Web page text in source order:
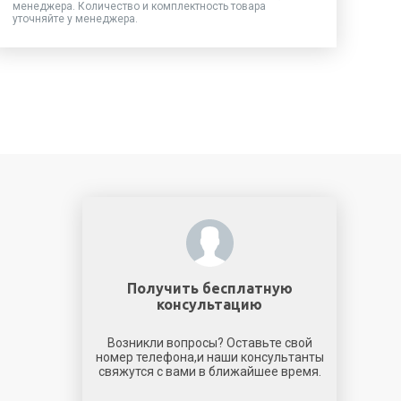
менеджера. Количество и комплектность товара
уточняйте у менеджера.
Получить бесплатную
консультацию
Возникли вопросы? Оставьте свой
номер телефона,и наши консультанты
свяжутся с вами в ближайшее время.